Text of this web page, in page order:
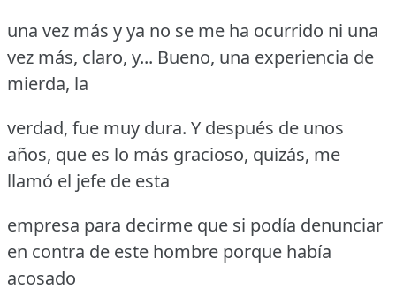
una vez más y ya no se me ha ocurrido ni una
vez más, claro, y... Bueno, una experiencia de
mierda, la
verdad, fue muy dura. Y después de unos
años, que es lo más gracioso, quizás, me
llamó el jefe de esta
empresa para decirme que si podía denunciar
en contra de este hombre porque había
acosado